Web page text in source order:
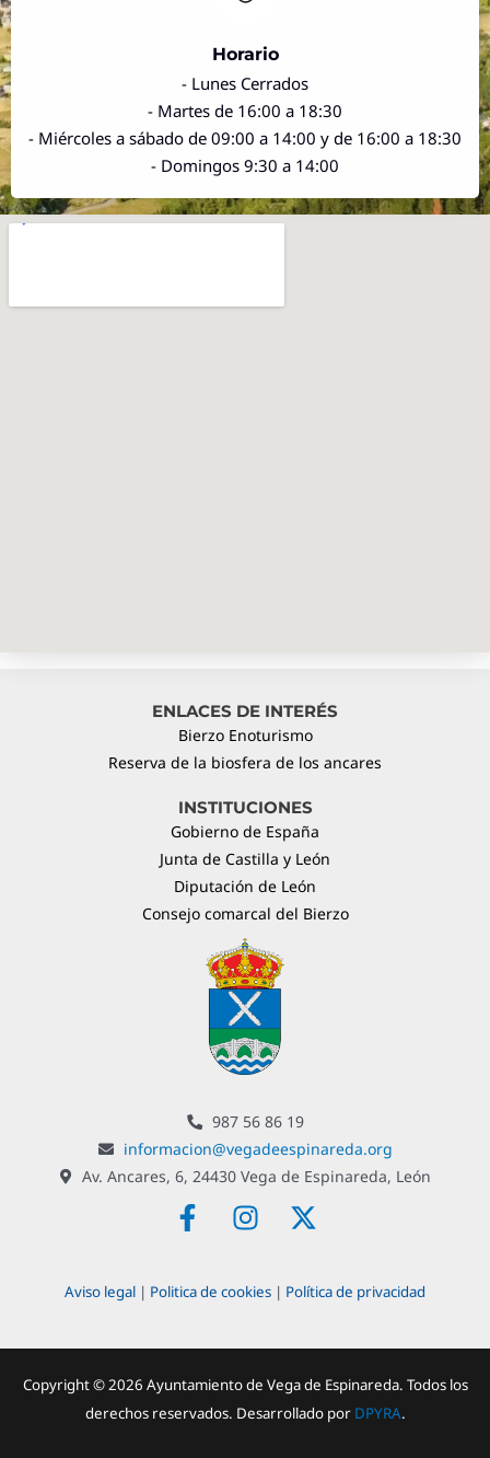
Horario
- Lunes Cerrados
- Martes de 16:00 a 18:30
- Miércoles a sábado de 09:00 a 14:00 y de 16:00 a 18:30
- Domingos 9:30 a 14:00
ENLACES DE INTERÉS
Bierzo Enoturismo
Reserva de la biosfera de los ancares
INSTITUCIONES
Gobierno de España
Junta de Castilla y León
Diputación de León
Consejo comarcal del Bierzo
987 56 86 19
informacion@vegadeespinareda.org
Av. Ancares, 6, 24430 Vega de Espinareda, León
F
a
e
o
k
-
I
n
t
g
a
m
X
-
w
t
e
r
Aviso legal | Politica de cookies | Política de privacidad
Copyright © 2026 Ayuntamiento de Vega de Espinareda. Todos los
derechos reservados. Desarrollado por DPYRA.